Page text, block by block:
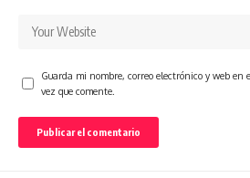
Guarda mi nombre, correo electrónico y web en
vez que comente.